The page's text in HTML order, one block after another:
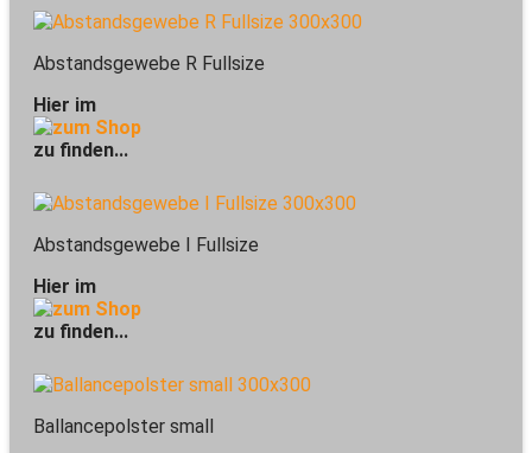
Abstandsgewebe R Fullsize
Hier im
zu finden...
Abstandsgewebe I Fullsize
Hier im
zu finden...
Ballancepolster small